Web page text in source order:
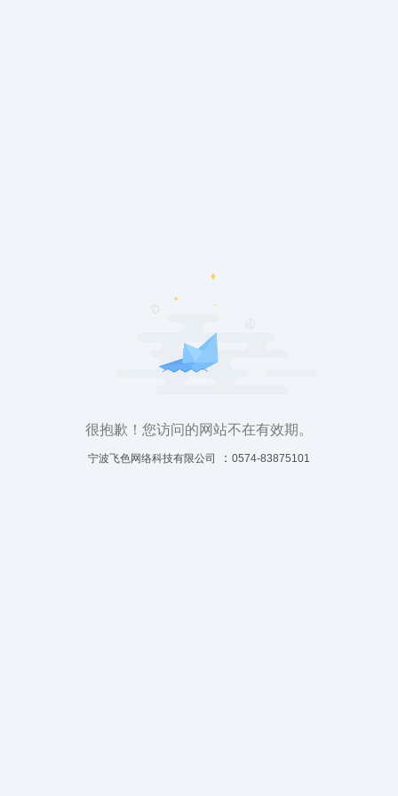
很抱歉！您访问的网站不在有效期。
宁波飞色网络科技有限公司 ： 0574-83875101